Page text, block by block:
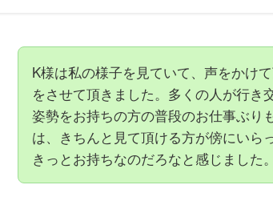
K様は私の様子を見ていて、声をかけ
をさせて頂きました。多くの人が行き
姿勢をお持ちの方の普段のお仕事ぶり
は、きちんと見て頂ける方が傍にいら
きっとお持ちなのだろなと感じました。